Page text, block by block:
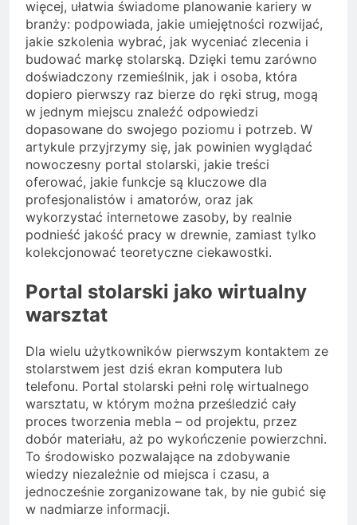
więcej, ułatwia świadome planowanie kariery w
branży: podpowiada, jakie umiejętności rozwijać,
jakie szkolenia wybrać, jak wyceniać zlecenia i
budować markę stolarską. Dzięki temu zarówno
doświadczony rzemieślnik, jak i osoba, która
dopiero pierwszy raz bierze do ręki strug, mogą
w jednym miejscu znaleźć odpowiedzi
dopasowane do swojego poziomu i potrzeb. W
artykule przyjrzymy się, jak powinien wyglądać
nowoczesny portal stolarski, jakie treści
oferować, jakie funkcje są kluczowe dla
profesjonalistów i amatorów, oraz jak
wykorzystać internetowe zasoby, by realnie
podnieść jakość pracy w drewnie, zamiast tylko
kolekcjonować teoretyczne ciekawostki.
Portal stolarski jako wirtualny
warsztat
Dla wielu użytkowników pierwszym kontaktem ze
stolarstwem jest dziś ekran komputera lub
telefonu. Portal stolarski pełni rolę wirtualnego
warsztatu, w którym można prześledzić cały
proces tworzenia mebla – od projektu, przez
dobór materiału, aż po wykończenie powierzchni.
To środowisko pozwalające na zdobywanie
wiedzy niezależnie od miejsca i czasu, a
jednocześnie zorganizowane tak, by nie gubić się
w nadmiarze informacji.